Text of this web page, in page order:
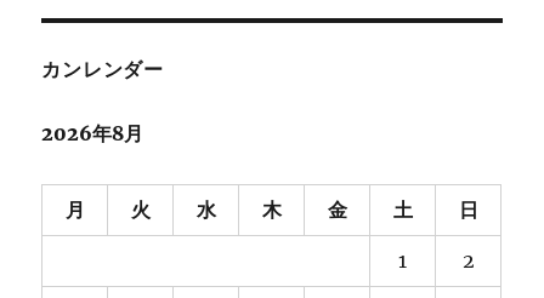
カンレンダー
2026年8月
月 火 水 木 金 土 日
1 2